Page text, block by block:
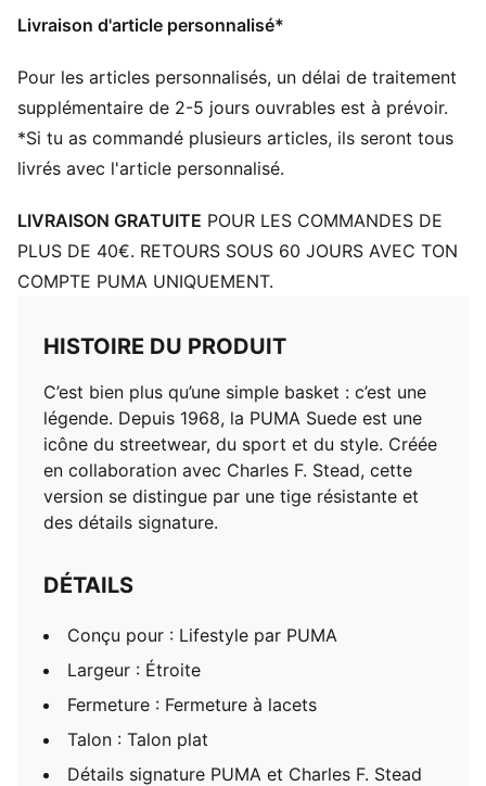
Livraison d'article personnalisé*
Pour les articles personnalisés, un délai de traitement
supplémentaire de 2-5 jours ouvrables est à prévoir.
*Si tu as commandé plusieurs articles, ils seront tous
livrés avec l'article personnalisé.
LIVRAISON GRATUITE POUR LES COMMANDES DE
PLUS DE 40€. RETOURS SOUS 60 JOURS AVEC TON
COMPTE PUMA UNIQUEMENT.
HISTOIRE DU PRODUIT
C’est bien plus qu’une simple basket : c’est une
légende. Depuis 1968, la PUMA Suede est une
icône du streetwear, du sport et du style. Créée
en collaboration avec Charles F. Stead, cette
version se distingue par une tige résistante et
des détails signature.
DÉTAILS
Conçu pour : Lifestyle par PUMA
Largeur : Étroite
Fermeture : Fermeture à lacets
Talon : Talon plat
Détails signature PUMA et Charles F. Stead